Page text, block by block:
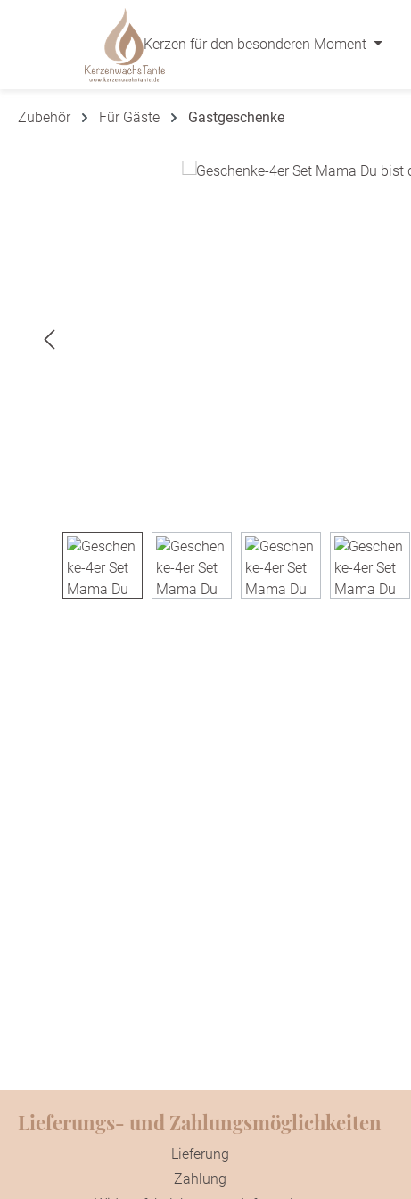
Hauptinhalt springen
Zur Suche springen
Zur Hauptnavigation springen
Kerzen für den besonderen Moment
Zubehör Für Gäste Gastgeschenke
Bildergalerie überspringen
Lieferungs- und Zahlungsmöglichkeiten
Lieferung
Zahlung